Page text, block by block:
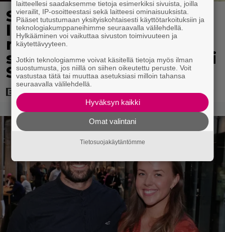
Scifihetki:
Ilmaiskatselussa 100
miljoonan dollarin
supersankarielokuva – sai
Suomessa 4017 katsojaa
laitteellesi saadaksemme tietoja esimerkiksi sivuista, joilla
vierailit, IP-osoitteestasi sekä laitteesi ominaisuuksista.
Pääset tutustumaan yksityiskohtaisesti käyttötarkoituksiin ja
teknologiakumppaneihimme seuraavalla välilehdellä.
Hylkääminen voi vaikuttaa sivuston toimivuuteen ja
käytettävyyteen.
Jotkin teknologiamme voivat käsitellä tietoja myös ilman
suostumusta, jos niillä on siihen oikeutettu peruste. Voit
vastustaa tätä tai muuttaa asetuksiasi milloin tahansa
seuraavalla välilehdellä.
Hyväksyn kaikki
Omat valintani
Tietosuojakäytäntömme